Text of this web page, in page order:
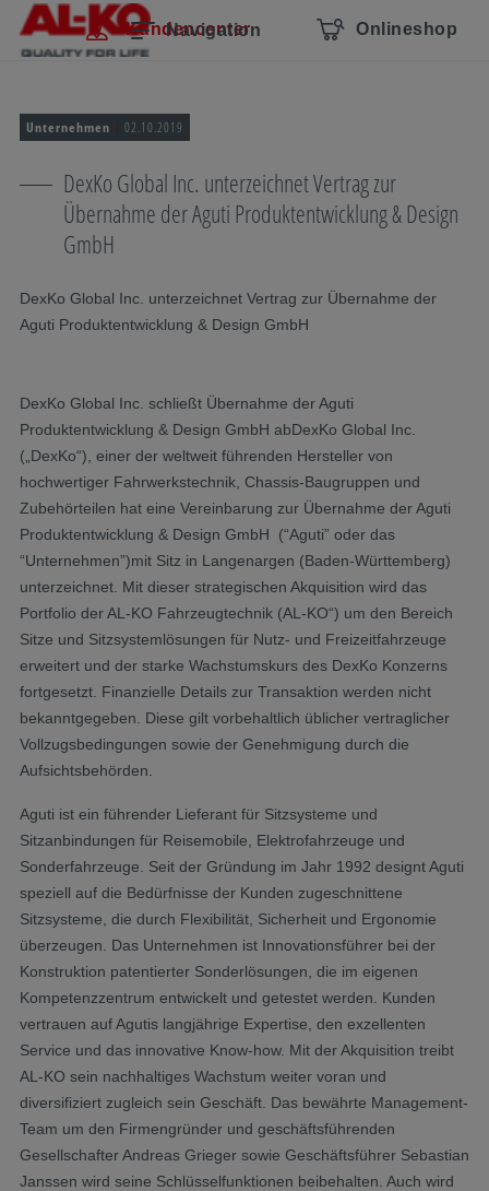
Navigation überspringen
Zum Hauptcontent
Zur Hauptnavigation springen
Inhaltsverzeichnis Navigation
Kundencenter Onlineshop
Unternehmen 02.10.2019
DexKo Global Inc. unterzeichnet Vertrag zur
Übernahme der Aguti Produktentwicklung & Design
GmbH
DexKo Global Inc. unterzeichnet Vertrag zur Übernahme der
Aguti Produktentwicklung & Design GmbH
DexKo Global Inc. schließt Übernahme der Aguti
Produktentwicklung & Design GmbH abDexKo Global Inc.
(„DexKo“), einer der weltweit führenden Hersteller von
hochwertiger Fahrwerkstechnik, Chassis-Baugruppen und
Zubehörteilen hat eine Vereinbarung zur Übernahme der Aguti
Produktentwicklung & Design GmbH (“Aguti” oder das
“Unternehmen”)mit Sitz in Langenargen (Baden-Württemberg)
unterzeichnet. Mit dieser strategischen Akquisition wird das
Portfolio der AL-KO Fahrzeugtechnik (AL-KO“) um den Bereich
Sitze und Sitzsystemlösungen für Nutz- und Freizeitfahrzeuge
erweitert und der starke Wachstumskurs des DexKo Konzerns
fortgesetzt. Finanzielle Details zur Transaktion werden nicht
bekanntgegeben. Diese gilt vorbehaltlich üblicher vertraglicher
Vollzugsbedingungen sowie der Genehmigung durch die
Aufsichtsbehörden.
Aguti ist ein führender Lieferant für Sitzsysteme und
Sitzanbindungen für Reisemobile, Elektrofahrzeuge und
Sonderfahrzeuge. Seit der Gründung im Jahr 1992 designt Aguti
speziell auf die Bedürfnisse der Kunden zugeschnittene
Sitzsysteme, die durch Flexibilität, Sicherheit und Ergonomie
überzeugen. Das Unternehmen ist Innovationsführer bei der
Konstruktion patentierter Sonderlösungen, die im eigenen
Kompetenzzentrum entwickelt und getestet werden. Kunden
vertrauen auf Agutis langjährige Expertise, den exzellenten
Service und das innovative Know-how. Mit der Akquisition treibt
AL-KO sein nachhaltiges Wachstum weiter voran und
diversifiziert zugleich sein Geschäft. Das bewährte Management-
Team um den Firmengründer und geschäftsführenden
Gesellschafter Andreas Grieger sowie Geschäftsführer Sebastian
Janssen wird seine Schlüsselfunktionen beibehalten. Auch wird